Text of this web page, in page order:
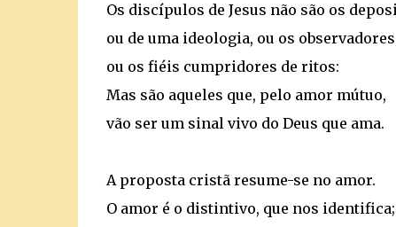
Os discípulos de Jesus não são os
ou de uma ideologia, ou os
ou os fiéis cumpridores de ritos:
Mas são aqueles que, pelo amor mútuo,
vão ser um sinal vivo do Deus que ama.
A proposta cristã resume-se no amor.
O amor é o distintivo, que nos identifica;